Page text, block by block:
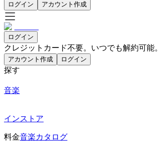
ログイン アカウント作成
ログイン
クレジットカード不要。いつでも解約可能。
アカウント作成 ログイン
探す
音楽
インストア
料金音楽カタログ